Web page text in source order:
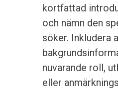
kortfattad
och nämn den
söker. Inkludera
nuvarande roll,
eller